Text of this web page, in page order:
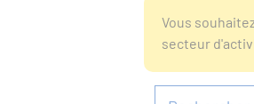
Vous
secteur